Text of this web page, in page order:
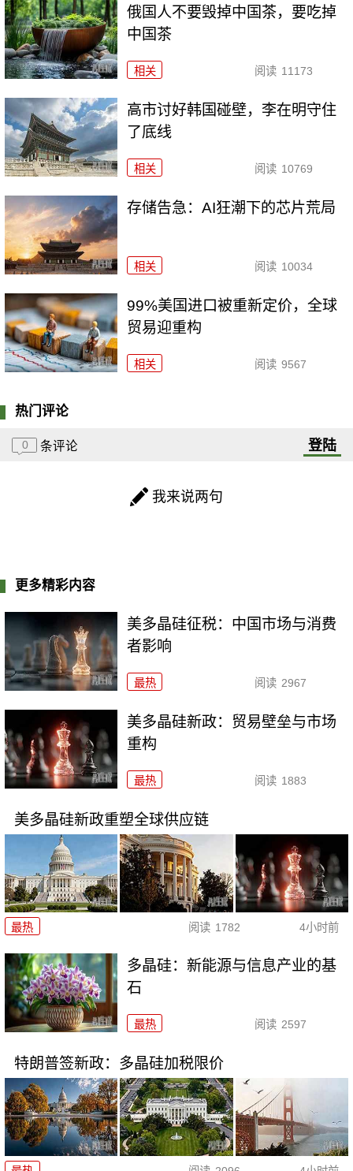
俄国人不要毁掉中国茶，要吃掉
中国茶
相关 阅读 11173
高市讨好韩国碰壁，李在明守住
了底线
相关 阅读 10769
存储告急：AI狂潮下的芯片荒局
相关 阅读 10034
99%美国进口被重新定价，全球
贸易迎重构
相关 阅读 9567
热门评论
0 条评论 登陆
我来说两句
更多精彩内容
美多晶硅征税：中国市场与消费
者影响
最热 阅读 2967
美多晶硅新政：贸易壁垒与市场
重构
最热 阅读 1883
美多晶硅新政重塑全球供应链
最热 阅读 1782 4小时前
多晶硅：新能源与信息产业的基
石
最热 阅读 2597
特朗普签新政：多晶硅加税限价